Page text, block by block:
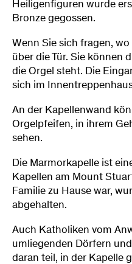
Heiligenfiguren wurde
Bronze gegossen.
Wenn Sie sich fragen,
über die Tür. Sie können
die Orgel steht. Die
sich im
An der Kapellenwand
Orgelpfeifen, in ihrem
sehen.
Die Marmorkapelle ist
Kapellen am Mount
Familie zu Hause war,
abgehalten.
Auch Katholiken vom
umliegenden Dörfern
daran teil, in der Kapelle